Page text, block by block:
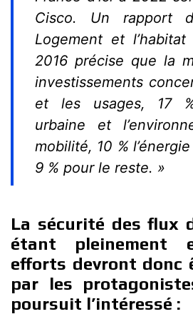
Cisco. Un rapport
Logement et
2016 précise que la
investissements
et les usages, 17
urbaine et
mobilité, 10 %
9 % pour le reste. »
La sécurité des flux
étant pleinement
efforts devront donc
par les
poursuit l’intéressé :